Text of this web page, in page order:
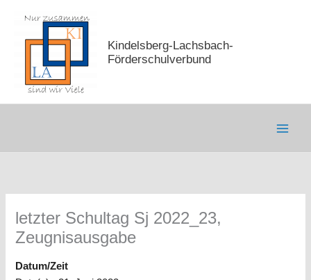
springen
Kindelsberg-Lachsbach-
Förderschulverbund
letzter Schultag Sj 2022_23,
Zeugnisausgabe
Datum/Zeit